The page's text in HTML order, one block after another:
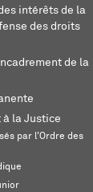
intérêts de la
des droits
de la
à la Justice
par l'Ordre des